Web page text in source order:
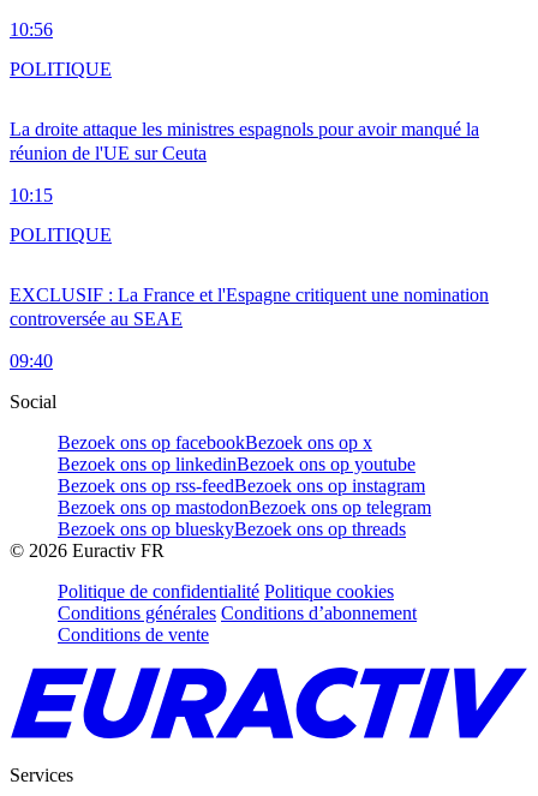
10:56
La droite attaque les ministres espagnols pour avoir manqué la
réunion de l'UE sur Ceuta
10:15
POLITIQUE
EXCLUSIF : La France et l'Espagne critiquent une nomination
controversée au SEAE
09:40
POLITIQUE
Social
Bezoek ons op facebookBezoek ons op x
Bezoek ons op linkedinBezoek ons op youtube
Bezoek ons op rss-feedBezoek ons op instagram
Bezoek ons op mastodonBezoek ons op telegram
Bezoek ons op blueskyBezoek ons op threads
© 2026 Euractiv FR
Politique de confidentialité Politique cookies
Conditions générales Conditions d’abonnement
Conditions de vente
Services